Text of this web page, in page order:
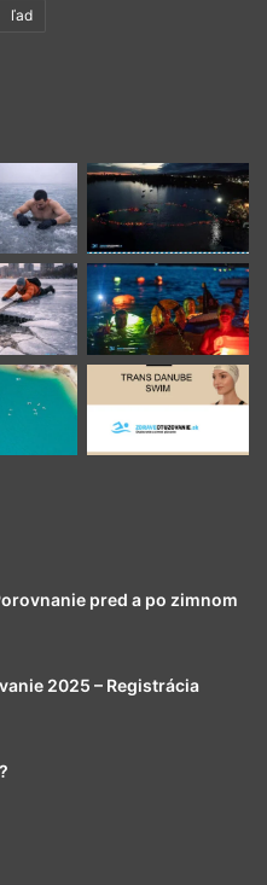
ľad
pred a po zimnom
2025 – Registrácia